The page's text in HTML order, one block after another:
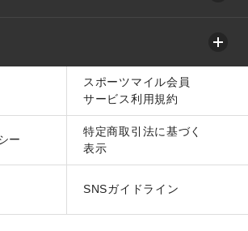
スポーツマイル会員
サービス利用規約
ー
特定商取引法に基づく
表示
SNSガイドライン